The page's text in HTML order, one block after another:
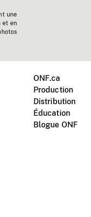
une
et en
ONF.ca
Production
Distribution
Éducation
Blogue ONF